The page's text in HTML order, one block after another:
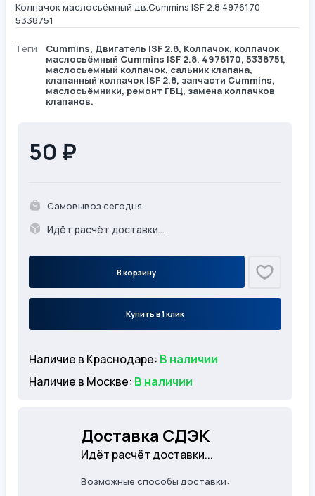
Колпачок маслосъёмный дв.Cummins ISF 2.8 4976170
5338751
Теги: Cummins, Двигатель ISF 2.8, Колпачок, колпачок
маслосъёмный Cummins ISF 2.8, 4976170, 5338751,
маслосъемный колпачок, сальник клапана,
клапанный колпачок ISF 2.8, запчасти Cummins,
маслосъёмники, ремонт ГБЦ, замена колпачков
клапанов.
50 ₽
Самовывоз сегодня
Идёт расчёт доставки...
В корзину
Купить в 1 клик
Наличие в Краснодаре: В наличии
Наличие в Москве: В наличии
Доставка СДЭК
Идёт расчёт доставки...
Возможные способы доставки: